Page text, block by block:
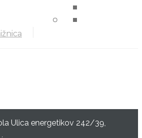
Ulica energetikov 242/39,